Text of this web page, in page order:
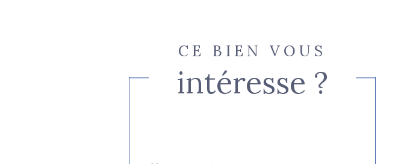
CE BIEN VOUS
intéresse ?